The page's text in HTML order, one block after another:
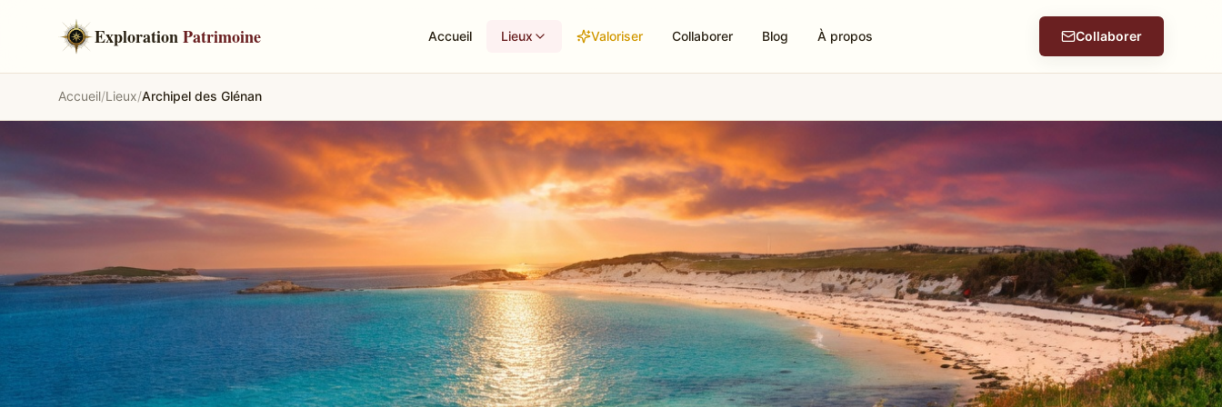
ExplorationPatrimoine Accueil Lieux Valoriser Collaborer Blog À propos Collaborer
Accueil/Lieux/Archipel des Glénan